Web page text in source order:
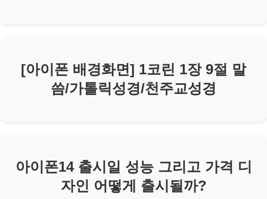
[아이폰 배경화면] 1코린 1장 9절 말
씀/가톨릭성경/천주교성경
아이폰14 출시일 성능 그리고 가격 디
자인 어떻게 출시될까?